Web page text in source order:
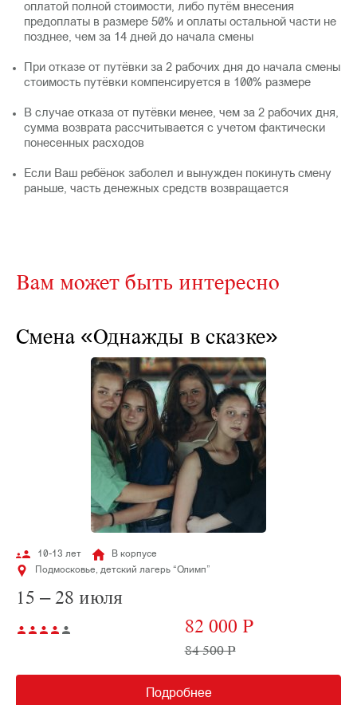
оплатой полной стоимости, либо путём внесения
предоплаты в размере 50% и оплаты остальной части не
позднее, чем за 14 дней до начала смены
При отказе от путёвки за 2 рабочих дня до начала смены
стоимость путёвки компенсируется в 100% размере
В случае отказа от путёвки менее, чем за 2 рабочих дня,
сумма возврата рассчитывается с учетом фактически
понесенных расходов
Если Ваш ребёнок заболел и вынужден покинуть смену
раньше, часть денежных средств возвращается
Вам может быть интересно
Смена «Однажды в сказке»
10-13 лет
В корпусе
Подмосковье, детский лагерь “Олимп”
15 – 28 июля
82 000 P
84 500 P
Подробнее